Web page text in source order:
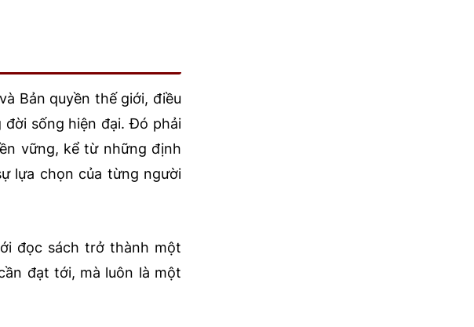
Bản quyền thế giới, điều
sống hiện đại. Đó phải
vững, kể từ những định
lựa chọn của từng người
đọc sách trở thành một
đạt tới, mà luôn là một